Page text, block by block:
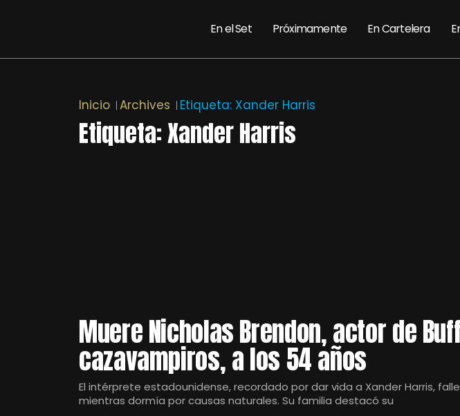
En el Set Próximamente En Cartelera
Inicio Archives Etiqueta: Xander Harris
Etiqueta:Xander Harris
Muere Nicholas Brendon, actor de
cazavampiros, a los 54 años
El intérprete estadounidense, recordado por dar vida a Xander Harris,
mientras dormía por causas naturales. Su familia destacó su